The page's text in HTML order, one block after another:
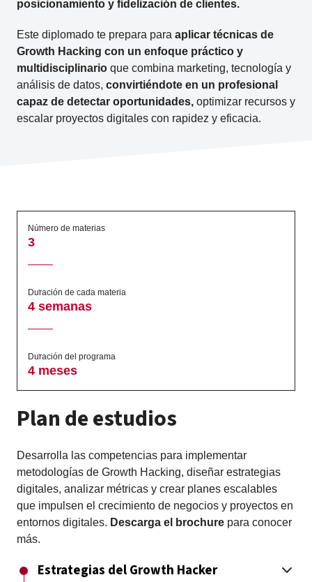
posicionamiento y fidelización de clientes.
Este diplomado te prepara para aplicar técnicas de
Growth Hacking con un enfoque práctico y
multidisciplinario que combina marketing, tecnología y
análisis de datos, convirtiéndote en un profesional
capaz de detectar oportunidades, optimizar recursos y
escalar proyectos digitales con rapidez y eficacia.
Número de materias
3
Duración de cada materia
4 semanas
Duración del programa
4 meses
Plan de estudios
Desarrolla las competencias para implementar
metodologías de Growth Hacking, diseñar estrategias
digitales, analizar métricas y crear planes escalables
que impulsen el crecimiento de negocios y proyectos en
entornos digitales. Descarga el brochure para conocer
más.
Estrategias del Growth Hacker